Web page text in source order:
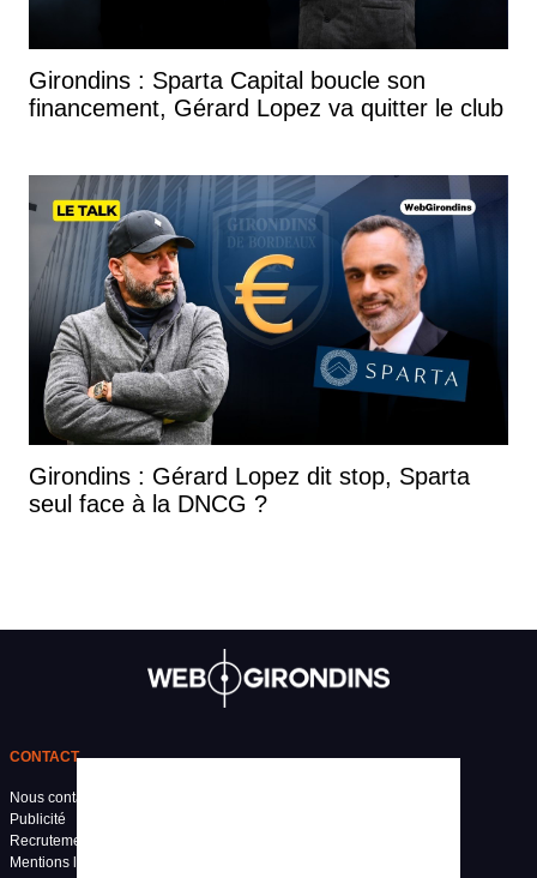
Girondins : Sparta Capital boucle son
financement, Gérard Lopez va quitter le club
Girondins : Gérard Lopez dit stop, Sparta
seul face à la DNCG ?
CONTACT
Nous contacter
Publicité
Recrutement
Mentions légales